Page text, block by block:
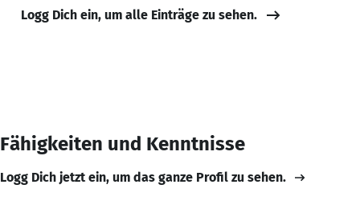
Logg Dich ein, um alle Einträge zu sehen.
Fähigkeiten und Kenntnisse
Logg Dich jetzt ein, um das ganze Profil zu sehen.